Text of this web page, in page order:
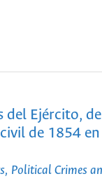
del Ejército,
de 1854
Political Crimes